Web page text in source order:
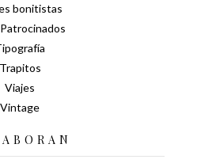
bonitistas
Trapitos
Viajes
Vintage